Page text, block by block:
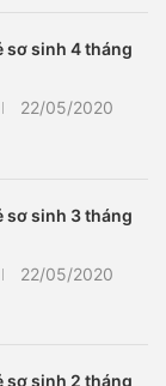
sơ sinh 4 tháng
22/05/2020
sơ sinh 3 tháng
22/05/2020
sơ sinh 2 tháng